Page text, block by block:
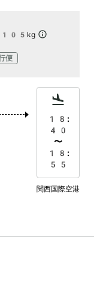
105kg
便
18:
40
〜
18:
55
関西国際空港